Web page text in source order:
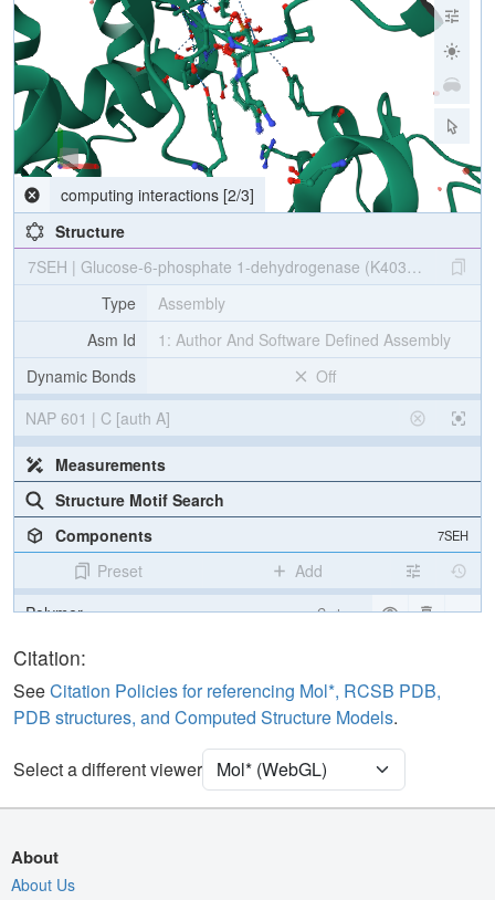
Parsing response... [0/0]
Structure
7SEH | Glucose-6-phosphate 1-dehydrogenase (K403QdLtL)
Type
Assembly
Asm Id
1: Author And Software Defined Assembly
Dynamic Bonds
Off
NAP 601 | C [auth A]
Measurements
Structure Motif Search
Components
7SEH
Preset
Add
Polymer
Cartoon
Ligand
Water Ball & Stick
[Focus] Target Ball & Stick
[Focus] Surroundings (5 Å)
Density
2Fo-Fc σ
Citation:
SeeCitation Policies for referencing Mol*, RCSB PDB,
PDB structures, and Computed Structure Models.
Select a different viewer
About
About Us